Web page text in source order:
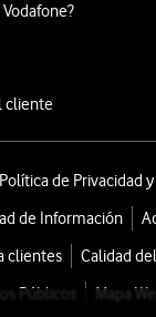
cliente
Política de Privacidad
de Información
clientes
Calidad
Públicos
Mapa